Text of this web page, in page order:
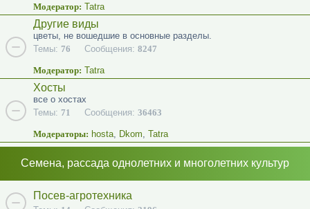
Модератор: Tatra
Другие виды
цветы, не вошедшие в основные разделы.
Темы: 76 Сообщения: 8247
Модератор: Tatra
Хосты
все о хостах
Темы: 71 Сообщения: 36463
Модераторы: hosta, Dkom, Tatra
Семена, рассада однолетних и многолетних культур
Посев-агротехника